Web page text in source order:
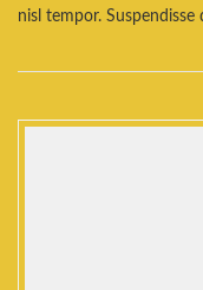
nisl tempor.